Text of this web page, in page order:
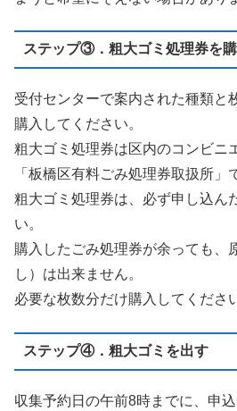
ステップ③．粗大ゴミ処理券を
受付センターで案内された種類と
購入してください。
粗大ゴミ処理券は区内のコンビニ
「板橋区有料ごみ処理券取扱所」
粗大ゴミ処理券は、必ず申し込ん
い。
購入したごみ処理券が余っても、
し）は出来ません。
必要な枚数分だけ購入してくださ
ステップ④．粗大ゴミを出す
収集予約日の午前8時までに、申